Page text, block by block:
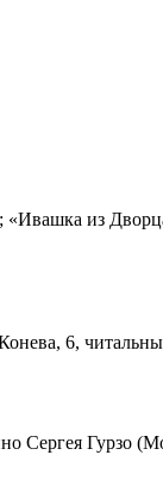
из
6,
Сергея Гурзо